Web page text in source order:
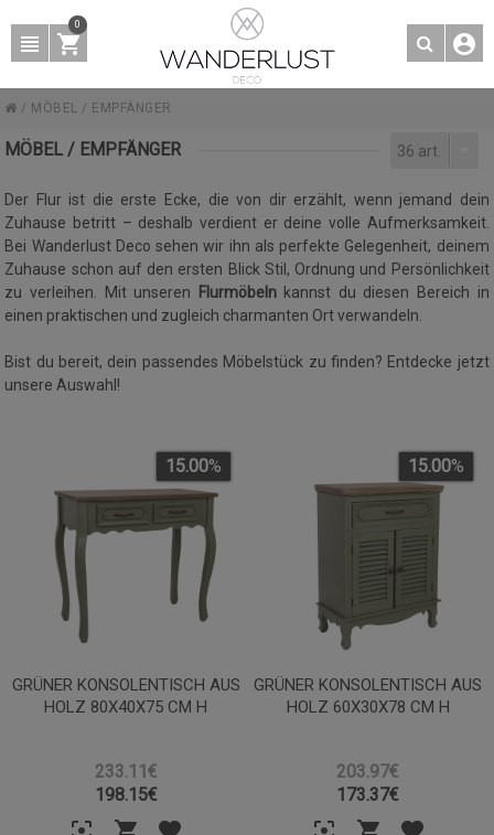
0
/ MÖBEL / EMPFÄNGER
MÖBEL / EMPFÄNGER 36 art.
Der Flur ist die erste Ecke, die von dir erzählt, wenn jemand dein
Zuhause betritt – deshalb verdient er deine volle Aufmerksamkeit.
Bei Wanderlust Deco sehen wir ihn als perfekte Gelegenheit, deinem
Zuhause schon auf den ersten Blick Stil, Ordnung und Persönlichkeit
zu verleihen. Mit unseren
Flurmöbelnkannst du diesen Bereich in
einen praktischen und zugleich charmanten Ort verwandeln.
Bist du bereit, dein passendes Möbelstück zu finden? Entdecke jetzt
unsere Auswahl!
GRÜNER KONSOLENTISCH AUS
HOLZ 80X40X75 CM H
233.11€
15.00%
198.15€
GRÜNER KONSOLENTISCH AUS
HOLZ 60X30X78 CM H
203.97€
15.00%
173.37€